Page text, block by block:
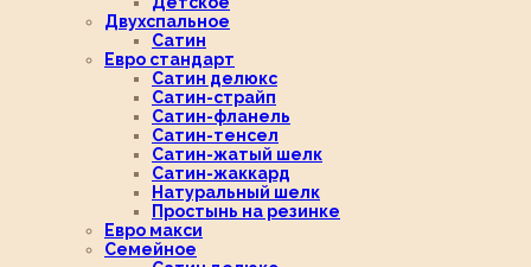
Двухспальное
Сатин
Евро стандарт
Сатин делюкс
Сатин-страйп
Сатин-фланель
Сатин-тенсел
Сатин-жатый шелк
Сатин-жаккард
Натуральный шелк
Простынь на резинке
Евро макси
Семейное